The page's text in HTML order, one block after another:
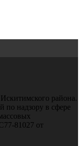
района.
по надзору в сфере
81027 от